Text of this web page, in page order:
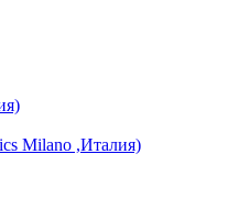
Milano ,Италия)